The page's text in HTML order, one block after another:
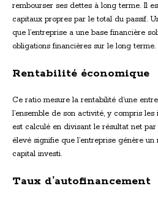
rembourser ses dettes à long terme. Il
capitaux propres par le total du passif.
que l’entreprise a une base financière
obligations financières sur le long terme.
Rentabilité économique
Ce ratio mesure la rentabilité d’une
l’ensemble de son activité, y compris
est calculé en divisant le résultat net
élevé signifie que l’entreprise génère
capital investi.
Taux d’autofinancement